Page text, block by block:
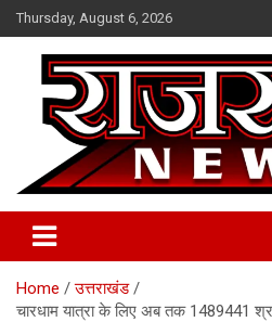
Skip
to
content
Thursday, August 6, 2026
Raj Satta News
Home
उत्तराखंड
चारधाम यात्रा के लिए अब तक 1489441